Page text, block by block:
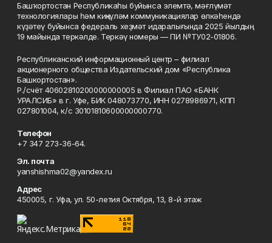
Башҡортостан Республикаһы буйынса элемтә, мәғлүмәт
технологиялары һәм киңкүләм коммуникациялар өлкәһендә
күҙәтеү буйынса федераль хеҙмәт идаралығында 2025 йылдың
19 майында теркәлде. Теркәү номеры — ПИ №ТУ02-01806.
Республиканский информационный центр – филиал
акционерного общества Издательский дом «Республика
Башкортостан».
Р./счёт 40602810200000000005 в Филиал ПАО «БАНК
УРАЛСИБ» в г. Уфе, БИК 048073770, ИНН 0278986971, КПП
027801004, к/с 30101810600000000770.
Телефон
+7 347 273-36-64.
Эл. почта
yanshishma02@yandex.ru
Адрес
450005, г. Уфа, ул. 50-летия Октября, 13, 8-й этаж